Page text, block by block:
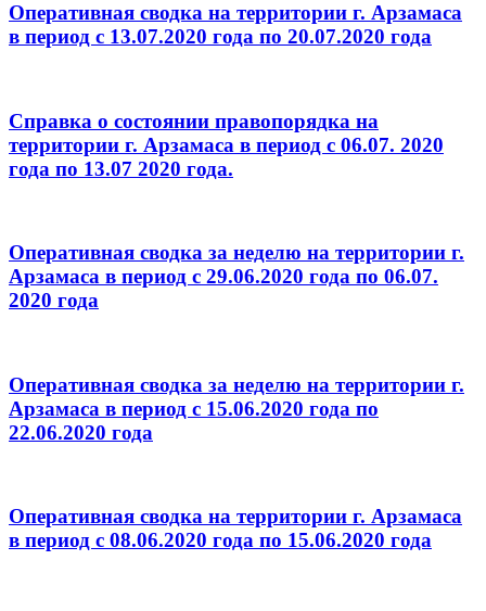
Оперативная сводка на территории г. Арзамаса
в период с 13.07.2020 года по 20.07.2020 года
Справка о состоянии правопорядка на
территории г. Арзамаса в период с 06.07. 2020
года по 13.07 2020 года.
Оперативная сводка за неделю на территории г.
Арзамаса в период с 29.06.2020 года по 06.07.
2020 года
Оперативная сводка за неделю на территории г.
Арзамаса в период с 15.06.2020 года по
22.06.2020 года
Оперативная сводка на территории г. Арзамаса
в период с 08.06.2020 года по 15.06.2020 года